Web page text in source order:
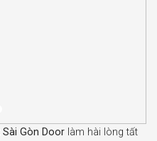
Sài Gòn Door làm hài lòng tất